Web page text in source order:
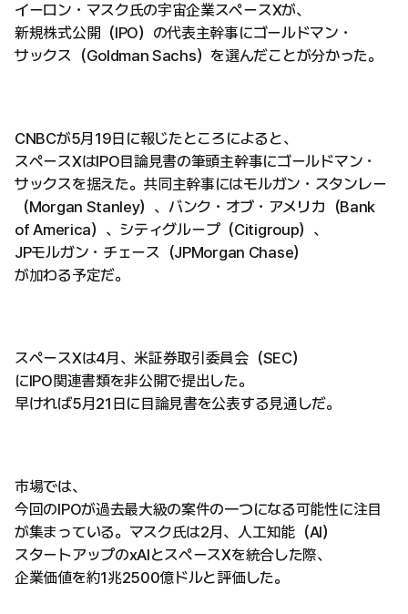
イーロン・マスク氏の宇宙企業スペースXが、
新規株式公開（IPO）の代表主幹事にゴールドマン・
サックス（Goldman Sachs）を選んだことが分かった。
CNBCが5月19日に報じたところによると、
スペースXはIPO目論見書の筆頭主幹事にゴールドマン・
サックスを据えた。共同主幹事にはモルガン・スタンレー
（Morgan Stanley）、バンク・オブ・アメリカ（Bank
of America）、シティグループ（Citigroup）、
JPモルガン・チェース（JPMorgan Chase）
が加わる予定だ。
スペースXは4月、米証券取引委員会（SEC）
にIPO関連書類を非公開で提出した。
早ければ5月21日に目論見書を公表する見通しだ。
市場では、
今回のIPOが過去最大級の案件の一つになる可能性に注目
が集まっている。マスク氏は2月、人工知能（AI）
スタートアップのxAIとスペースXを統合した際、
企業価値を約1兆2500億ドルと評価した。